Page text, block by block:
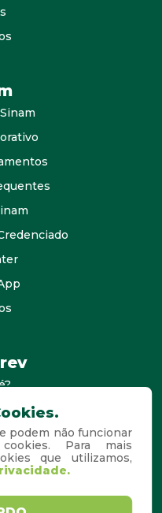
Visita
podem não funcionar
Para mais
que utilizamos,